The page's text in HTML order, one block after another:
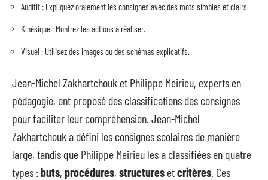
Auditif : Expliquez oralement les consignes avec des mots simples et clairs.
Kinésique : Montrez les actions à réaliser.
Visuel : Utilisez des images ou des schémas explicatifs.
Jean-Michel Zakhartchouk et Philippe Meirieu, experts en
pédagogie, ont proposé des classifications des consignes
pour faciliter leur compréhension. Jean-Michel
Zakhartchouk a défini les consignes scolaires de manière
large, tandis que Philippe Meirieu les a classifiées en quatre
types :buts, procédures, structures etcritères. Ces